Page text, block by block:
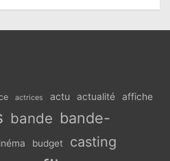
actrices actu actualité affiche
bande bande-
budget casting